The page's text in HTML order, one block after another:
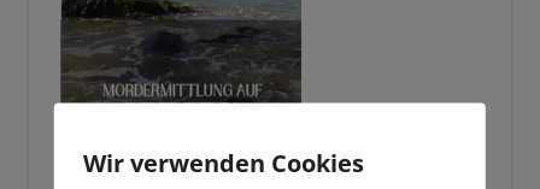
Wir verwenden Cookies